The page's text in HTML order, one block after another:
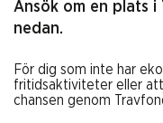
Ansök om en plats i
nedan.
För dig som inte har
fritidsaktiviteter eller att
chansen genom